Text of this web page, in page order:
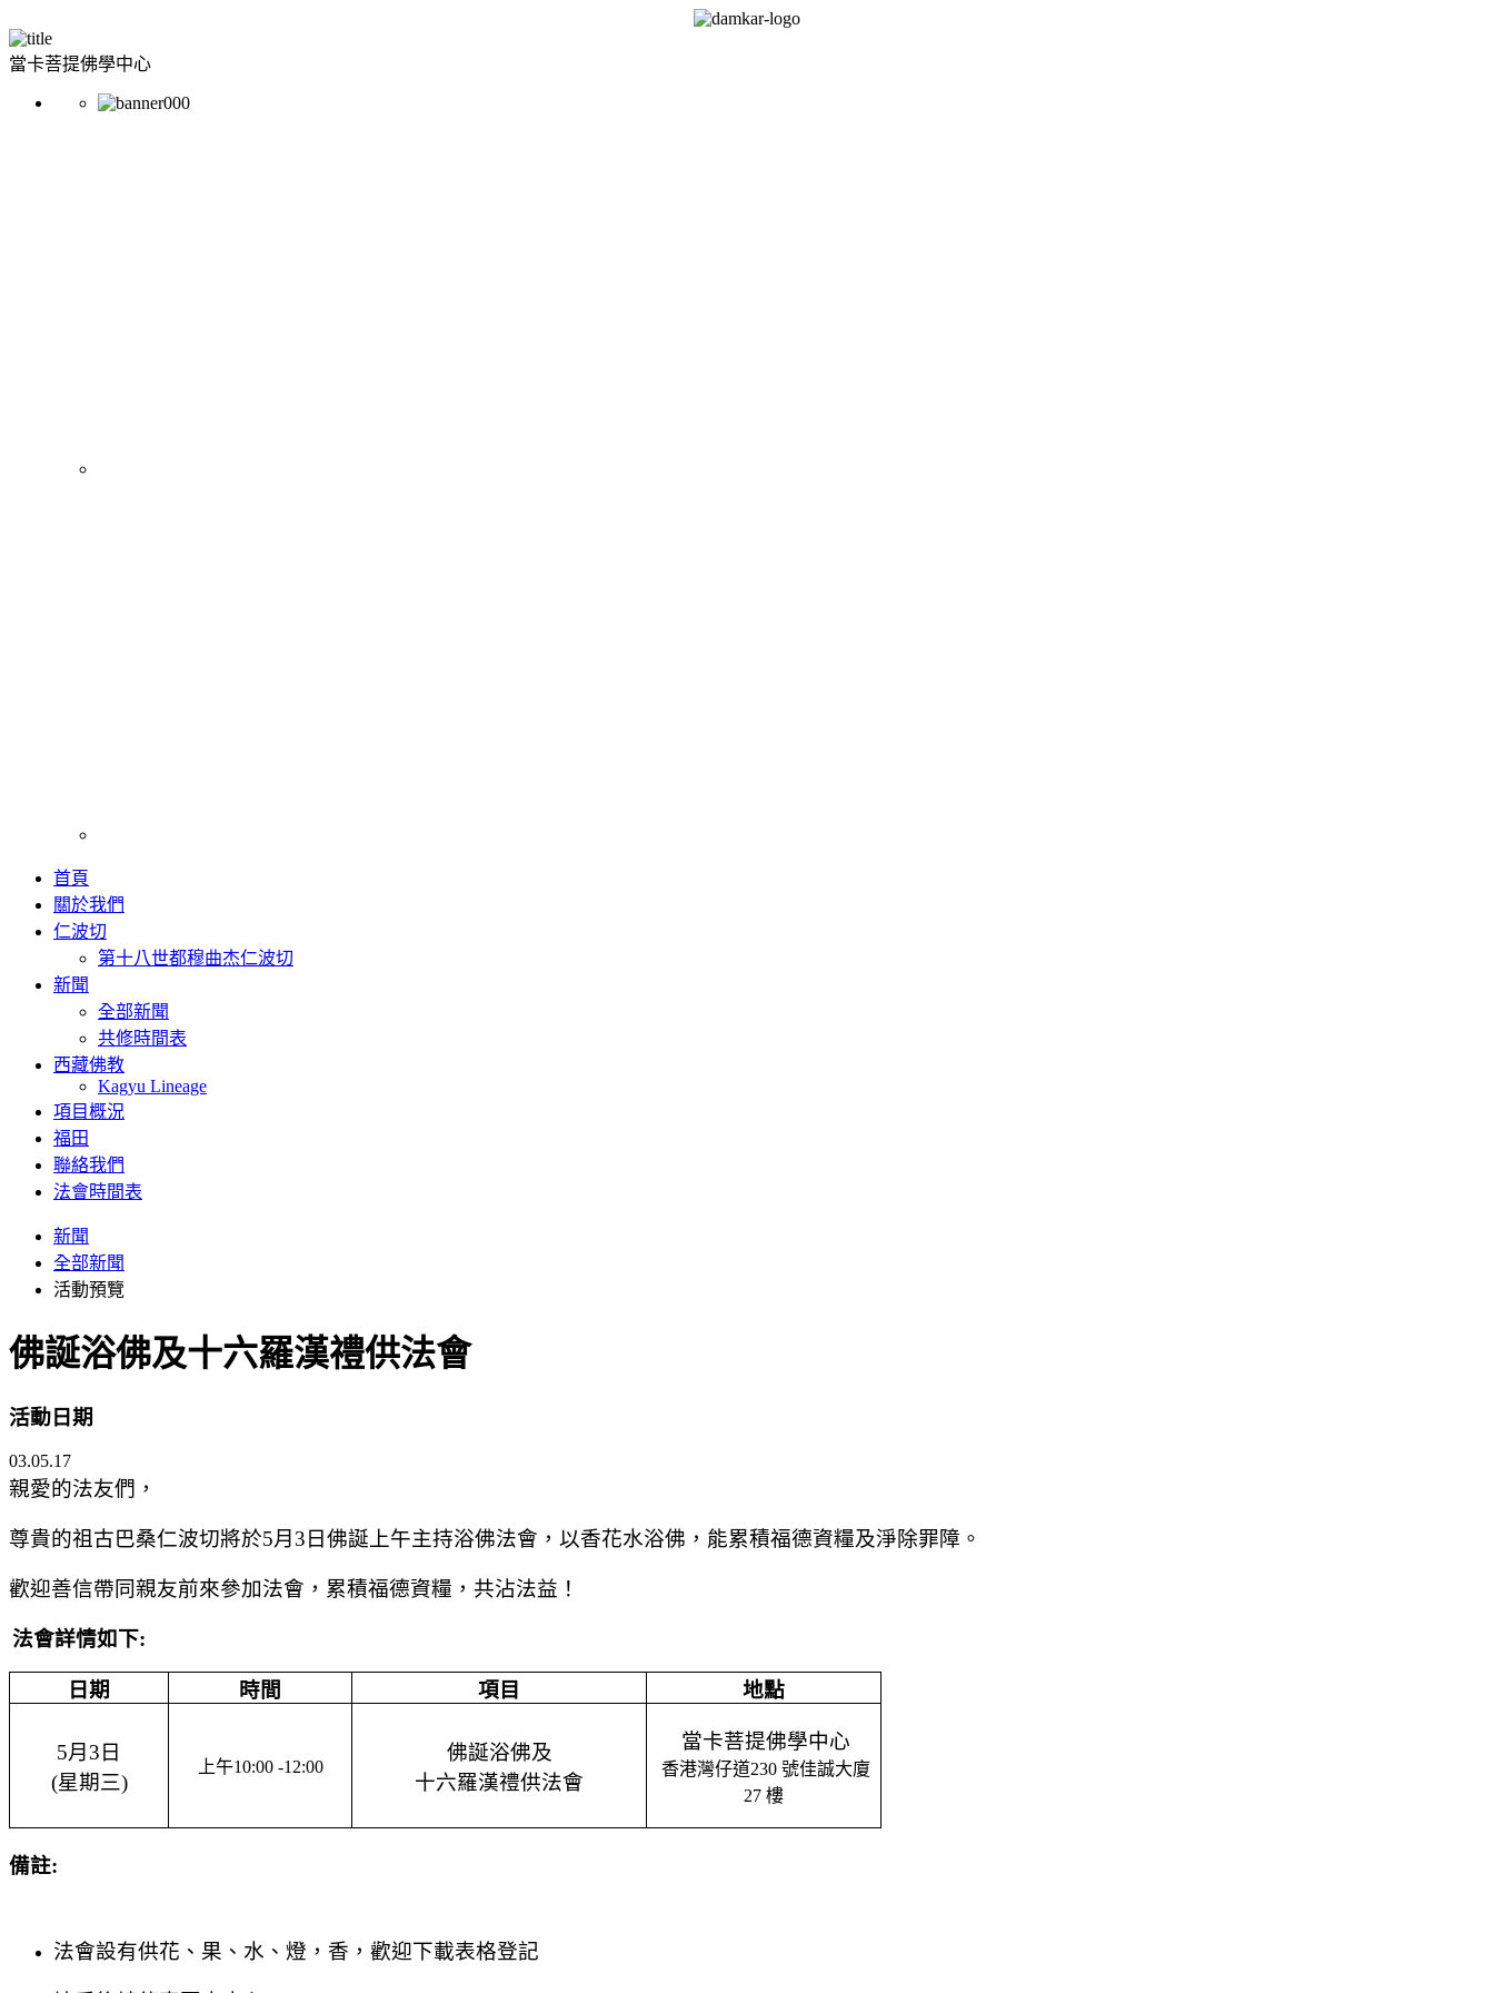
當卡菩提佛學中心
首頁
關於我們
仁波切
第十八世都穆曲杰仁波切
新聞
全部新聞
共修時間表
西藏佛教
Kagyu Lineage
項目概況
福田
聯絡我們
法會時間表
新聞
全部新聞
活動預覽
佛誕浴佛及十六羅漢禮供法會
活動日期
03.05.17
親愛的法友們，
尊貴的祖古巴桑仁波切將於5月 3日佛誕上午主持浴佛法會，以香花水浴佛，能累積福德資糧及淨除罪障。
歡迎善信帶同親友前來參加法會 ，累積福德資糧，共沾法益 ！
法會詳情如下:
日期 時間 項目 地點
5月 3日
(星期三)
上午10:00 -12:00
佛誕浴佛及
十六羅漢禮供法會
當卡菩提佛學中心
香港灣仔道230 號佳誠大廈
27 樓
備註:
法會設有供花、果、水、燈，香，歡迎下載表格登記